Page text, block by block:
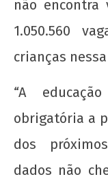
de
2013
admin
não encontra
1.050.560
crianças
“A
obrigatória a
dos
dados não